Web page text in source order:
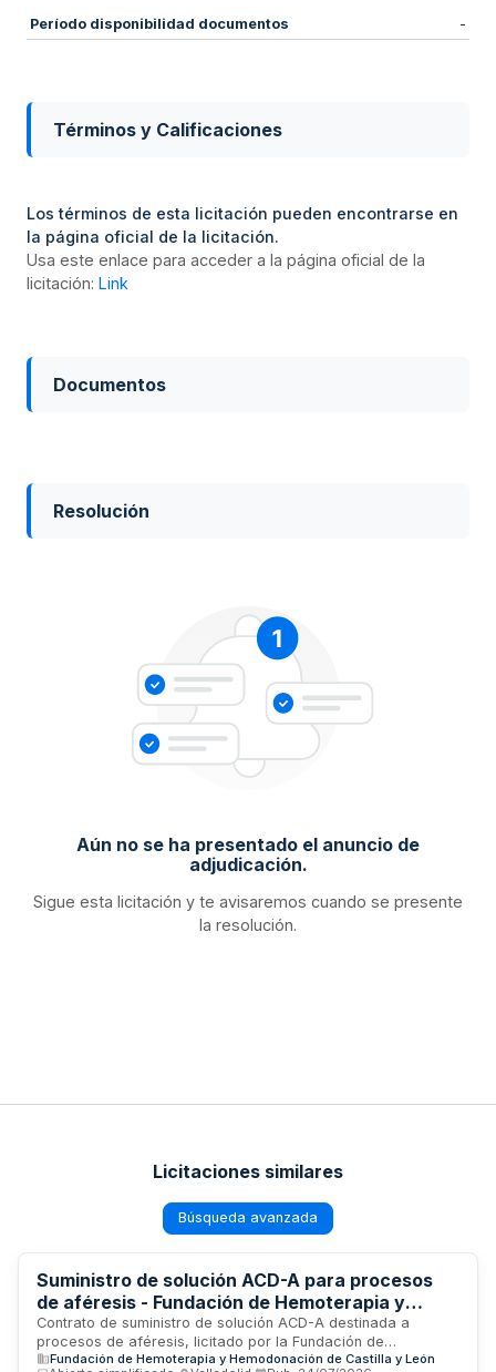
Período disponibilidad documentos -
Términos y Calificaciones
Los términos de esta licitación pueden encontrarse en
la página oficial de la licitación.
Usa este enlace para acceder a la página oficial de la
licitación: Link
Documentos
Resolución
Aún no se ha presentado el anuncio de
adjudicación.
Sigue esta licitación y te avisaremos cuando se presente
la resolución.
Licitaciones similares
Búsqueda avanzada
Suministro de solución ACD-A para procesos
de aféresis - Fundación de Hemoterapia y
Hemodonación de Castilla y León
Contrato de suministro de solución ACD-A destinada a
procesos de aféresis, licitado por la Fundación de
Hemoterapia y Hemodonación de Castilla y León. Se trata de
Fundación de Hemoterapia y Hemodonación de Castilla y León